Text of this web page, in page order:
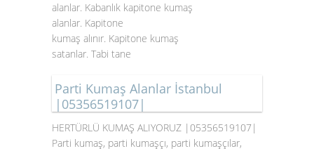
alanlar. Kabanlık kapitone kumaş
alanlar. Kapitone
kumaş alınır. Kapitone kumaş
satanlar. Tabi tane
Parti Kumaş Alanlar İstanbul
|05356519107|
HERTÜRLÜ KUMAŞ ALIYORUZ |05356519107|
Parti kumaş, parti kumaşçı, parti kumaşçılar,